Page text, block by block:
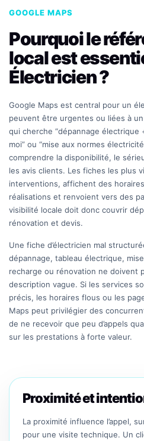
GOOGLE MAPS
Pourquoi le
local est
Électricien ?
Google Maps est central pour un
peuvent être urgentes ou liées à
qui cherche “dépannage électrique
moi” ou “mise aux normes
comprendre la disponibilité, le
les avis clients. Les fiches les plus
interventions, affichent des
réalisations et renvoient vers des
visibilité locale doit donc couvrir
rénovation et devis.
Une fiche d’électricien mal
dépannage, tableau électrique,
recharge ou rénovation ne doivent
description vague. Si les services
précis, les horaires flous ou les
Maps peut privilégier des
de ne recevoir que peu d’appels
sur les prestations à forte valeur.
Proximité et
La proximité influence l’appel,
pour une visite technique. Un